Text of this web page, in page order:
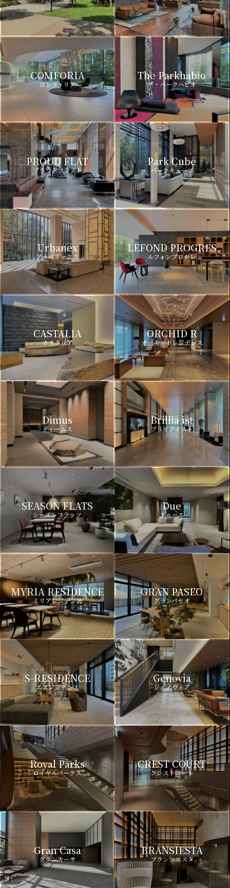
COMFORIA
コンフォリア
The Parkhabio
ザ・パークハビオ
PROUD FLAT
プラウドフラット
Park Cube
パークキューブ
Urbanex
アーバネックス
LEFOND PROGRES
ルフォンプログレ
CASTALIA
カスタリア
ORCHID R
オーキッドレジデンス
Dimus
ディームス
Brillia ist
ブリリアイスト
SEASON FLATS
シーズンフラッツ
Due
ドゥーエ
MYRIA RESIDENCE
ミリアレジデンス
GRAN PASEO
グランパセオ
S-RESIDENCE
エスレジデンス
Genovia
ジェノヴィア
Royal Parks
ロイヤルパークス
CREST COURT
クレストコート
Gran Casa
グランカーサ
BRANSIESTA
ブランシエスタ